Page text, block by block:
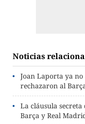
Noticias
Joan Laporta ya no
rechazaron al
La cláusula
Barça y Real